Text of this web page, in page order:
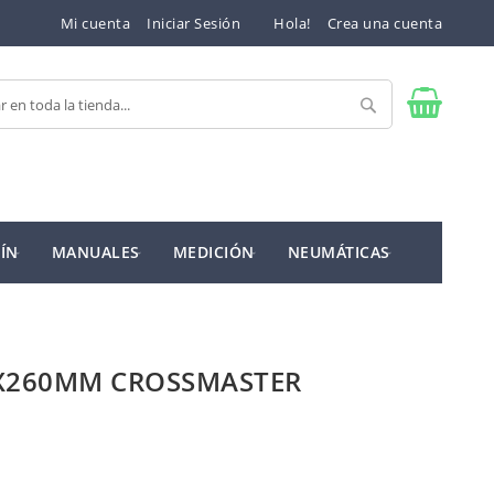
Mi cuenta Iniciar Sesión Hola! Crea una cuenta
Buscar
MANUALES MEDICIÓN NEUMÁTICAS
CROSSMASTER